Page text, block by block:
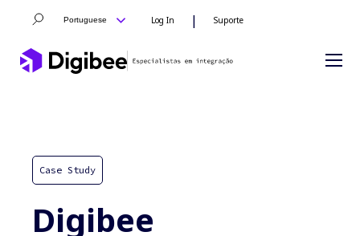
Portuguese Log In | Suporte
Case Study
Digibee